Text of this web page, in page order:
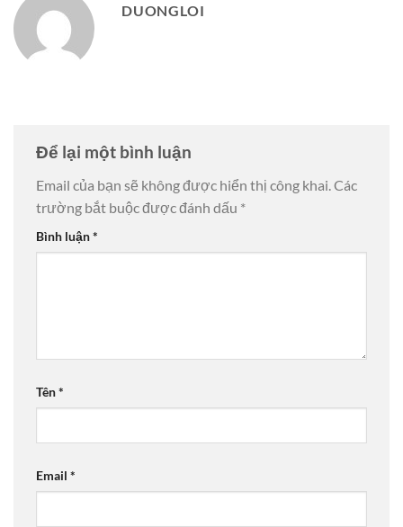
DUONGLOI
Để lại một bình luận
Email của bạn sẽ không được hiển thị công khai.Các
trường bắt buộc được đánh dấu *
Bình luận*
Tên*
Email *